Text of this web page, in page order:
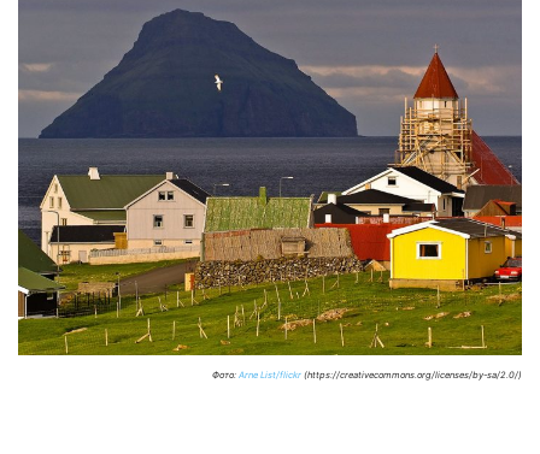
Фото: Arne List/flickr (https://creativecommons.org/licenses/by-sa/2.0/)